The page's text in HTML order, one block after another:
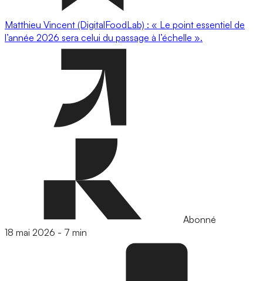
Matthieu Vincent (DigitalFoodLab) : « Le point essentiel de
l’année 2026 sera celui du passage à l’échelle ».
Abonné
18 mai 2026 - 7 min